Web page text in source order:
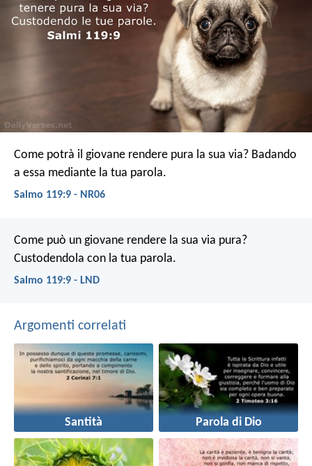
Come potrà il giovane rendere pura la sua via? Badando
a essa mediante la tua parola.
Salmo 119:9 - NR06
Come può un giovane rendere la sua via pura?
Custodendola con la tua parola.
Salmo 119:9 - LND
Argomenti correlati
Santità Parola di Dio